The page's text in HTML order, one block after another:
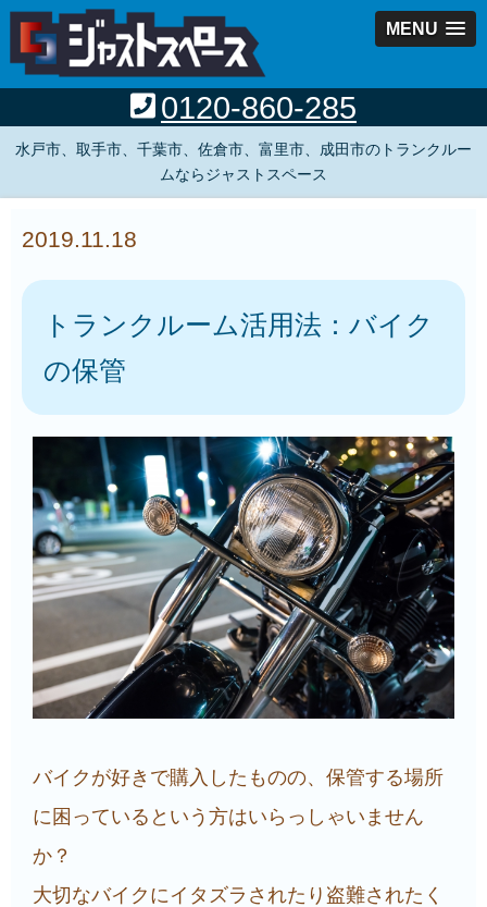
MENU
0120-860-285
水戸市、取手市、千葉市、佐倉市、富里市、成田市のトランクルー
ムならジャストスペース
2019.11.18
トランクルーム活用法：バイク
の保管
バイクが好きで購入したものの、保管する場所
に困っているという方はいらっしゃいません
か？
大切なバイクにイタズラされたり盗難されたく